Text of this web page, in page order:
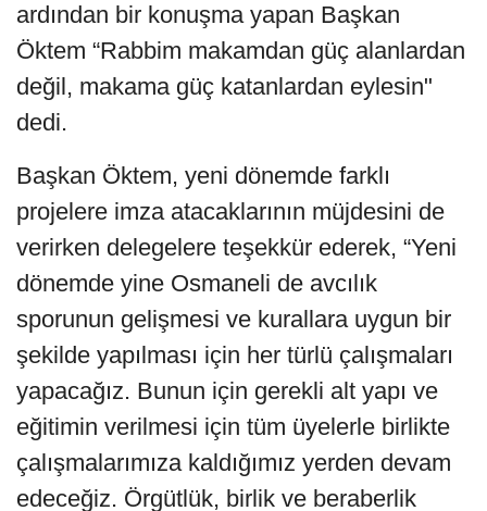
ardından bir konuşma yapan Başkan
Öktem “Rabbim makamdan güç alanlardan
değil, makama güç katanlardan eylesin"
dedi.
Başkan Öktem, yeni dönemde farklı
projelere imza atacaklarının müjdesini de
verirken delegelere teşekkür ederek, “Yeni
dönemde yine Osmaneli de avcılık
sporunun gelişmesi ve kurallara uygun bir
şekilde yapılması için her türlü çalışmaları
yapacağız. Bunun için gerekli alt yapı ve
eğitimin verilmesi için tüm üyelerle birlikte
çalışmalarımıza kaldığımız yerden devam
edeceğiz. Örgütlük, birlik ve beraberlik